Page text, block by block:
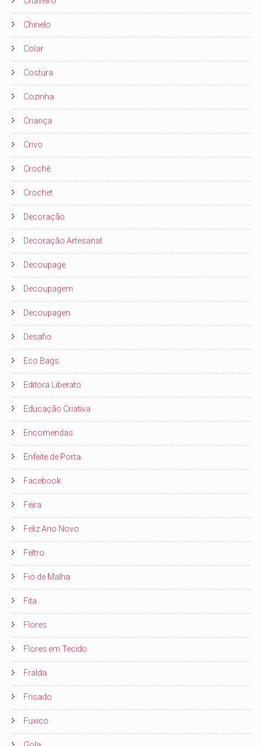
Chinelo
Colar
Costura
Cozinha
Criança
Crivo
Crochê
Crochet
Decoração
Decoração Artesanal
Decoupage
Decoupagem
Decoupagen
Desafio
Eco Bags
Editora Liberato
Educação Criativa
Encomendas
Enfeite de Porta
Facebook
Feira
Feliz Ano Novo
Feltro
Fio de Malha
Fita
Flores
Flores em Tecido
Fralda
Frisado
Fuxico